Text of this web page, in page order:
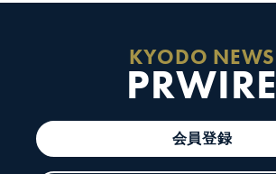
KYODO NEWS
PRWIRE
会員登録